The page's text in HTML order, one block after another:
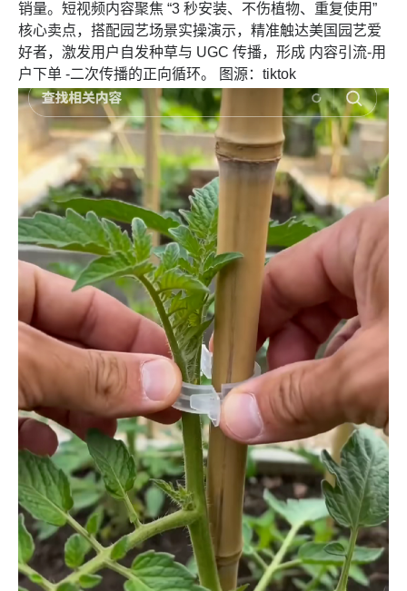
销量。短视频内容聚焦 “3 秒安装、不伤植物、重复使用”
核心卖点，搭配园艺场景实操演示，精准触达美国园艺爱
好者，激发用户自发种草与 UGC 传播，形成 内容引流-用
户下单 -二次传播的正向循环。 图源：tiktok